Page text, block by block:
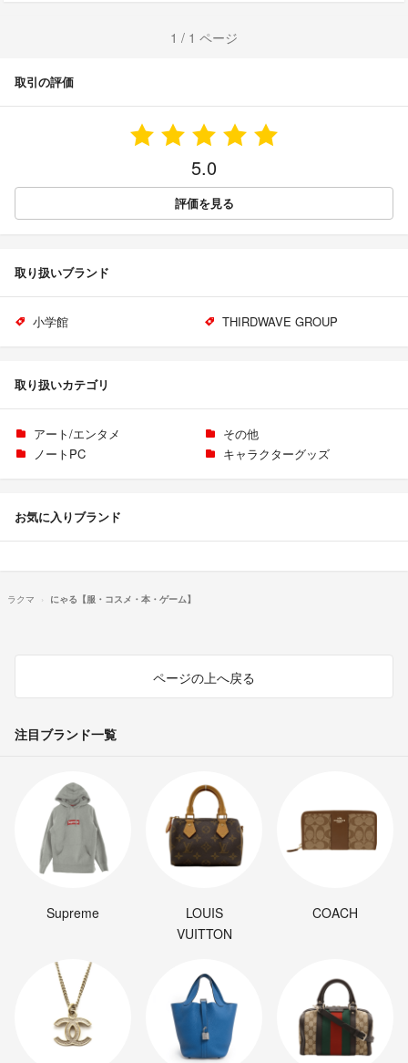
1 / 1 ページ
取引の評価
5.0
評価を見る
取り扱いブランド
小学館 THIRDWAVE GROUP
取り扱いカテゴリ
アート/エンタメ
その他
ノートPC
キャラクターグッズ
お気に入りブランド
ラクマ にゃる【服・コスメ・本・ゲーム】
ページの上へ戻る
注目ブランド一覧
Supreme
LOUIS
VUITTON
COACH